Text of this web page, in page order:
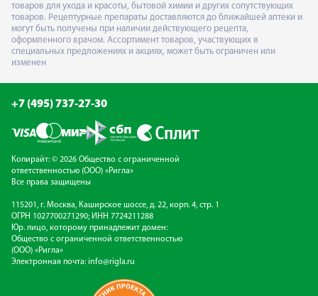
товаров для ухода и красоты, бытовой химии и других сопутствующих
товаров. Рецептурные препараты доставляются до ближайшей аптеки и
могут быть получены при наличии действующего рецепта,
оформленного врачом. Ассортимент товаров, участвующих в
специальных предложениях и акциях, может быть ограничен или
изменен
+7 (495) 737-27-30
Копирайт: © 2026 Общество с ограниченной
ответственностью (ООО) «Ригла»
Все права защищены
115201, г. Москва, Каширское шоссе, д. 22, корп. 4, стр. 1
ОГРН 1027700271290; ИНН 7724211288
Юр. лицо, которому принадлежит домен:
Общество с ограниченной ответственностью
(ООО) «Ригла»
Электронная почта: info@rigla.ru